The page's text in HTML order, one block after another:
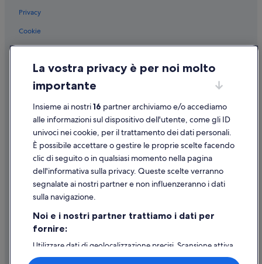
Privacy
Cookie
Informazioni legali/Contatti
Linee guida sui contenuti e segnalazione dei contenuti
Supporto
Assistenza clienti
Contattaci
Come cancellare un volo
Come modificare la prenotazione di un hotel o una casa vacanze
Tempistiche per i rimborsi
Utilizzare un coupon Expedia
Documenti per i viaggi internazionali
La vostra privacy è per noi molto
importante
Insieme ai nostri16 partner archiviamo e/o accediamo
alle informazioni sul dispositivo dell'utente, come gli ID
univoci nei cookie, per il trattamento dei dati personali.
È possibile accettare o gestire le proprie scelte facendo
clic di seguito o in qualsiasi momento nella pagina
dell'informativa sulla privacy. Queste scelte verranno
segnalate ai nostri partner e non influenzeranno i dati
sulla navigazione.
Noi e i nostri partner trattiamo i dati per
fornire:
Utilizzare dati di geolocalizzazione precisi. Scansione attiva
delle caratteristiche del dispositivo ai fini